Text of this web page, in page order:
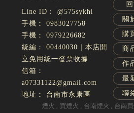
@575sykhi
0983027758
0979226682
00440030｜本店開
立免用統一發票收據
a07331122@gmail.com
台南市永康區
關
購
商
作
最
聯
煙火
買煙火 台南煙火 台南